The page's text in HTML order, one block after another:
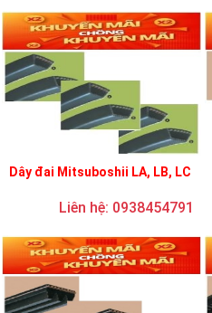
Dây đai Mitsuboshii LA, LB, LC
Liên hệ: 0938454791